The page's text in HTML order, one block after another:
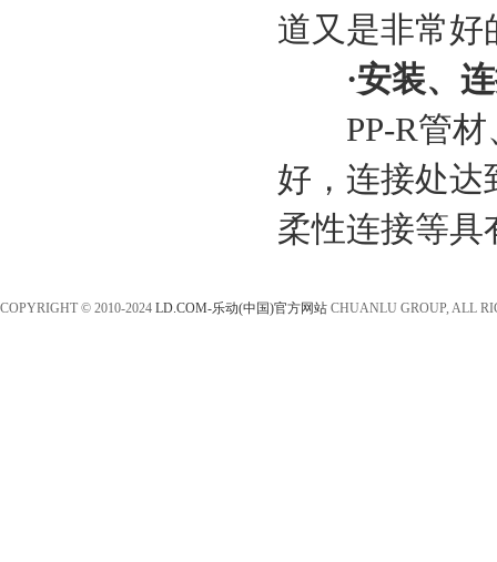
道又是非常好
·安装、连
PP-R管材
好，连接处达
柔性连接等具
COPYRIGHT © 2010-2024 LD.COM-乐动(中国)官方网站 CHUANLU GROUP, ALL